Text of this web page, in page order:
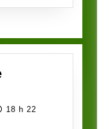
18 h 22